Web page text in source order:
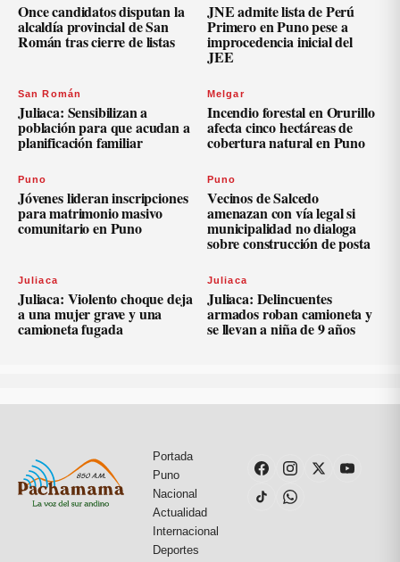
Once candidatos disputan la
alcaldía provincial de San
Román tras cierre de listas
JNE admite lista de Perú
Primero en Puno pese a
improcedencia inicial del
JEE
San Román
Juliaca: Sensibilizan a
población para que acudan a
planificación familiar
Melgar
Incendio forestal en Orurillo
afecta cinco hectáreas de
cobertura natural en Puno
Puno
Jóvenes lideran inscripciones
para matrimonio masivo
comunitario en Puno
Puno
Vecinos de Salcedo
amenazan con vía legal si
municipalidad no dialoga
sobre construcción de posta
Juliaca
Juliaca: Violento choque deja
a una mujer grave y una
camioneta fugada
Juliaca
Juliaca: Delincuentes
armados roban camioneta y
se llevan a niña de 9 años
Portada
Puno
Nacional
Actualidad
Internacional
Deportes